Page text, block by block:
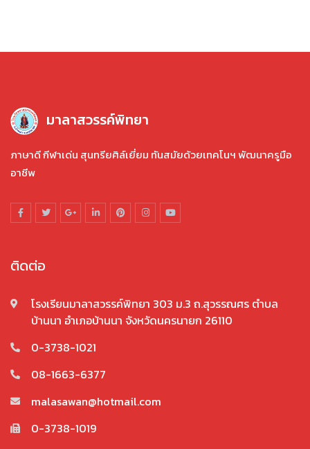
มาลาสวรรค์พิทยา
ภาษาดี กีฬาเด่น สุนทรียศิล์เยี่ยม ทันสมัยด้วยเทคโนฯ พัฒนาครูมือ
อาชีพ
ติดต่อ
โรงเรียนมาลาสวรรค์พิทยา 303 ม.3 ถ.สุวรรณศร ตำบล
บ้านนา อำเภอบ้านนา จังหวัดนครนายก 26110
0-3738-1021
08-1663-6377
malasawan@hotmail.com
0-3738-1019